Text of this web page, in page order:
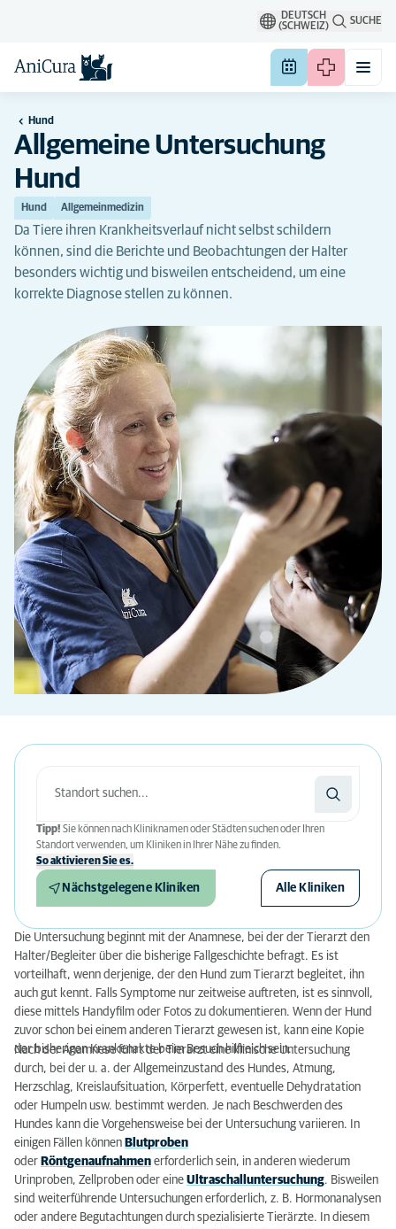
DEUTSCH
(SCHWEIZ)
SUCHE
Hund
Allgemeine Untersuchung
Hund
Hund Allgemeinmedizin
Da Tiere ihren Krankheitsverlauf nicht selbst schildern
können, sind die Berichte und Beobachtungen der Halter
besonders wichtig und bisweilen entscheidend, um eine
korrekte Diagnose stellen zu können.
Tipp! Sie können nach Kliniknamen oder Städten suchen oder Ihren
Standort verwenden, um Kliniken in Ihrer Nähe zu finden.
So aktivieren Sie es.
Nächstgelegene Kliniken Alle Kliniken
Die Untersuchung beginnt mit der Anamnese, bei der der Tierarzt den
Halter/Begleiter über die bisherige Fallgeschichte befragt. Es ist
vorteilhaft, wenn derjenige, der den Hund zum Tierarzt begleitet, ihn
auch gut kennt. Falls Symptome nur zeitweise auftreten, ist es sinnvoll,
diese mittels Handyfilm oder Fotos zu dokumentieren. Wenn der Hund
zuvor schon bei einem anderen Tierarzt gewesen ist, kann eine Kopie
der bisherigen Krankenakte beim Besuch hilfreich sein.
Nach der Anamnese führt der Tierarzt eine klinische Untersuchung
durch, bei der u. a. der Allgemeinzustand des Hundes, Atmung,
Herzschlag, Kreislaufsituation, Körperfett, eventuelle Dehydratation
oder Humpeln usw. bestimmt werden. Je nach Beschwerden des
Hundes kann die Vorgehensweise bei der Untersuchung variieren. In
einigen Fällen können Blutproben
oder Röntgenaufnahmen erforderlich sein, in anderen wiederum
Urinproben, Zellproben oder eine Ultraschalluntersuchung. Bisweilen
sind weiterführende Untersuchungen erforderlich, z. B. Hormonanalysen
oder andere Begutachtungen durch spezialisierte Tierärzte. In diesem